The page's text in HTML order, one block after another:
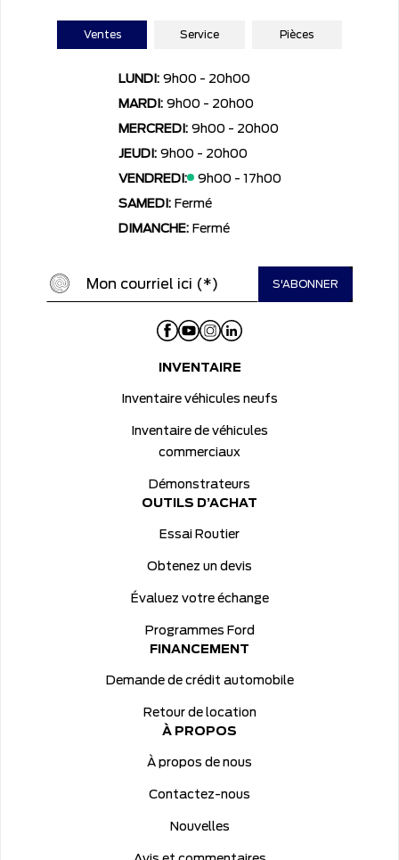
Ventes Service Pièces
LUNDI: 9h00 - 20h00
MARDI: 9h00 - 20h00
MERCREDI: 9h00 - 20h00
JEUDI: 9h00 - 20h00
VENDREDI:
9h00 - 17h00
SAMEDI: Fermé
DIMANCHE: Fermé
INVENTAIRE
Inventaire véhicules neufs
Inventaire de véhicules
commerciaux
Démonstrateurs
OUTILS D’ACHAT
Essai Routier
Obtenez un devis
Évaluez votre échange
Programmes Ford
FINANCEMENT
Demande de crédit automobile
Retour de location
À PROPOS
À propos de nous
Contactez-nous
Nouvelles